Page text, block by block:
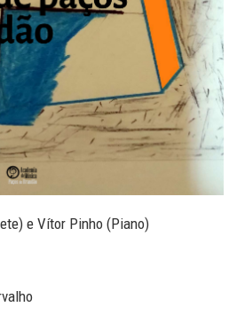
e Vítor Pinho (Piano)